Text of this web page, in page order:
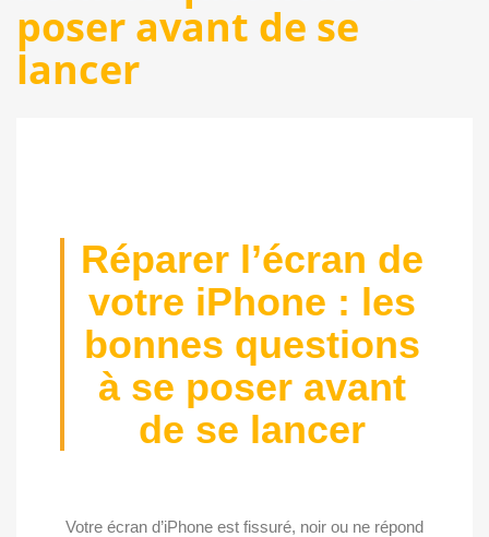
poser avant de se
lancer
Réparer l’écran de
votre iPhone : les
bonnes questions
à se poser avant
de se lancer
Votre écran d’iPhone est fissuré, noir ou ne répond